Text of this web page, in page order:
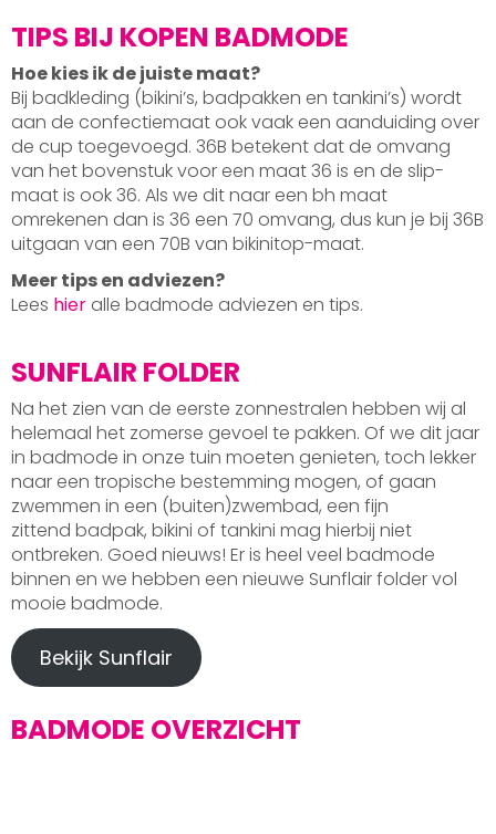
TIPS BIJ KOPEN BADMODE
Hoe kies ik de juiste maat?
Bij badkleding (bikini’s, badpakken en tankini’s) wordt
aan de confectiemaat ook vaak een aanduiding over
de cup toegevoegd. 36B betekent dat de omvang
van het bovenstuk voor een maat 36 is en de slip-
maat is ook 36. Als we dit naar een bh maat
omrekenen dan is 36 een 70 omvang, dus kun je bij 36B
uitgaan van een 70B van bikinitop-maat.
Meer tips en adviezen?
Lees hier alle badmode adviezen en tips.
SUNFLAIR FOLDER
Na het zien van de eerste zonnestralen hebben wij al
helemaal het zomerse gevoel te pakken. Of we dit jaar
in badmode in onze tuin moeten genieten, toch lekker
naar een tropische bestemming mogen, of gaan
zwemmen in een (buiten)zwembad, een fijn
zittend badpak, bikini of tankini mag hierbij niet
ontbreken. Goed nieuws! Er is heel veel badmode
binnen en we hebben een nieuwe Sunflair folder vol
mooie badmode.
Bekijk Sunflair
BADMODE OVERZICHT